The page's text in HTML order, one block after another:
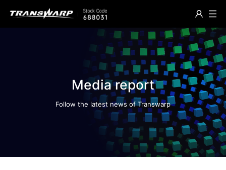
Media report
Follow the latest news of Transwarp